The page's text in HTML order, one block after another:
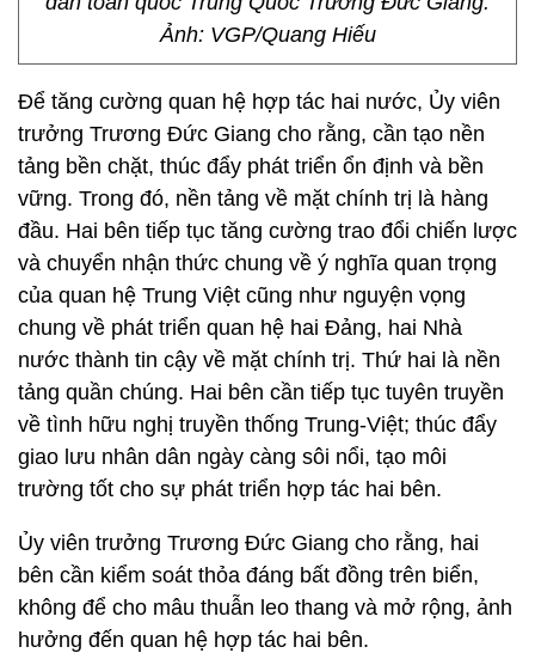
Ảnh: VGP/Quang Hiếu
Để tăng cường quan hệ hợp tác hai nước, Ủy viên
trưởng Trương Đức Giang cho rằng, cần tạo nền
tảng bền chặt, thúc đẩy phát triển ổn định và bền
vững. Trong đó, nền tảng về mặt chính trị là hàng
đầu. Hai bên tiếp tục tăng cường trao đổi chiến lược
và chuyển nhận thức chung về ý nghĩa quan trọng
của quan hệ Trung Việt cũng như nguyện vọng
chung về phát triển quan hệ hai Đảng, hai Nhà
nước thành tin cậy về mặt chính trị. Thứ hai là nền
tảng quần chúng. Hai bên cần tiếp tục tuyên truyền
về tình hữu nghị truyền thống Trung-Việt; thúc đẩy
giao lưu nhân dân ngày càng sôi nổi, tạo môi
trường tốt cho sự phát triển hợp tác hai bên.
Ủy viên trưởng Trương Đức Giang cho rằng, hai
bên cần kiểm soát thỏa đáng bất đồng trên biển,
không để cho mâu thuẫn leo thang và mở rộng, ảnh
hưởng đến quan hệ hợp tác hai bên.